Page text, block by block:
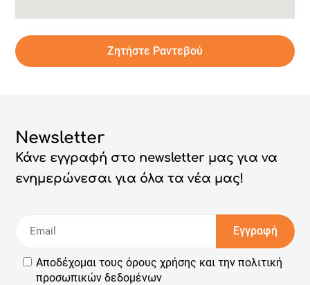
Ζητήστε Ραντεβού
Newsletter
Κάνε εγγραφή στο newsletter μας για να
ενημερώνεσαι για όλα τα νέα μας!
Εγγραφή
Αποδέχομαι τουςόρους χρήσης και τηνπολιτική
προσωπικών δεδομένων